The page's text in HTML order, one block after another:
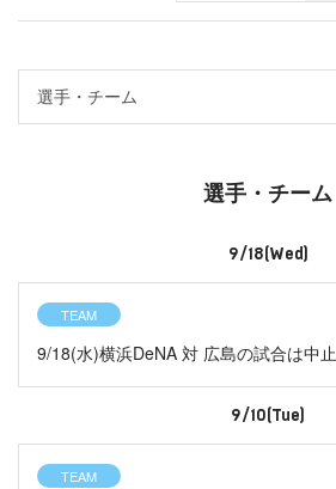
選手・チーム
9/18(Wed)
TEAM
9/18(水)横浜DeNA 対 広島の試合は中止
9/10(Tue)
TEAM